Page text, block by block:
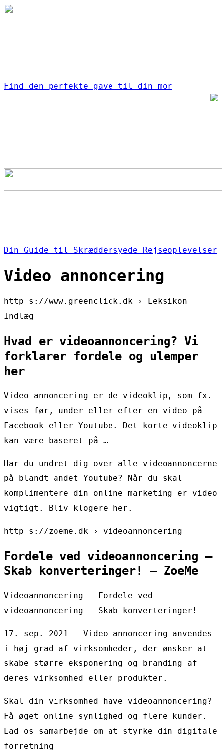
Find den perfekte gave til din mor
Din Guide til Skræddersyede Rejseoplevelser
Video annoncering
http s://www.greenclick.dk › Leksikon
Indlæg
Hvad er videoannoncering? Vi
forklarer fordele og ulemper
her
Video annoncering er de videoklip, som fx.
vises før, under eller efter en video på
Facebook eller Youtube. Det korte videoklip
kan være baseret på …
Har du undret dig over alle videoannoncerne
på blandt andet Youtube? Når du skal
komplimentere din online marketing er video
vigtigt. Bliv klogere her.
http s://zoeme.dk › videoannoncering
Fordele ved videoannoncering –
Skab konverteringer! – ZoeMe
Videoannoncering – Fordele ved
videoannoncering – Skab konverteringer!
17. sep. 2021 — Video annoncering anvendes
i høj grad af virksomheder, der ønsker at
skabe større eksponering og branding af
deres virksomhed eller produkter.
Skal din virksomhed have videoannoncering?
Få øget online synlighed og flere kunder.
Lad os samarbejde om at styrke din digitale
forretning!